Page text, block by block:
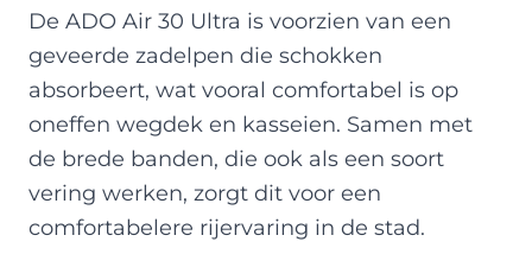
De ADO Air 30 Ultra is voorzien van een
geveerde zadelpen die schokken
absorbeert, wat vooral comfortabel is op
oneffen wegdek en kasseien. Samen met
de brede banden, die ook als een soort
vering werken, zorgt dit voor een
comfortabelere rijervaring in de stad.